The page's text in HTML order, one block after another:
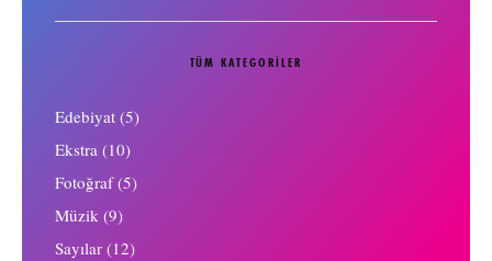
TÜM KATEGORILER
Edebiyat (5)
Ekstra (10)
Fotoğraf(5)
Müzik (9)
Sayılar (12)